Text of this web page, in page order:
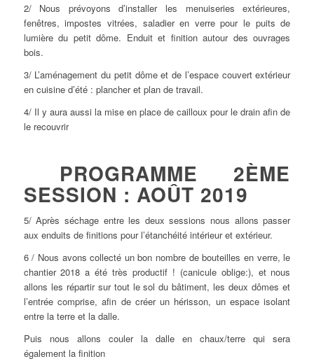
2/ Nous prévoyons d’installer les menuiseries extérieures,
fenêtres, impostes vitrées, saladier en verre pour le puits de
lumière du petit dôme. Enduit et finition autour des ouvrages
bois.
3/ L’aménagement du petit dôme et de l’espace couvert extérieur
en cuisine d’été : plancher et plan de travail.
4/ Il y aura aussi la mise en place de cailloux pour le drain afin de
le recouvrir
PROGRAMME 2ÈME
SESSION : AOÛT 2019
5/ Après séchage entre les deux sessions nous allons passer
aux enduits de finitions pour l’étanchéité intérieur et extérieur.
6 / Nous avons collecté un bon nombre de bouteilles en verre, le
chantier 2018 a été très productif ! (canicule oblige:), et nous
allons les répartir sur tout le sol du bâtiment, les deux dômes et
l’entrée comprise, afin de créer un hérisson, un espace isolant
entre la terre et la dalle.
Puis nous allons couler la dalle en chaux/terre qui sera
également la finition